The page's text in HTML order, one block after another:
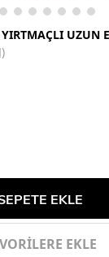
UZUN
EKLE